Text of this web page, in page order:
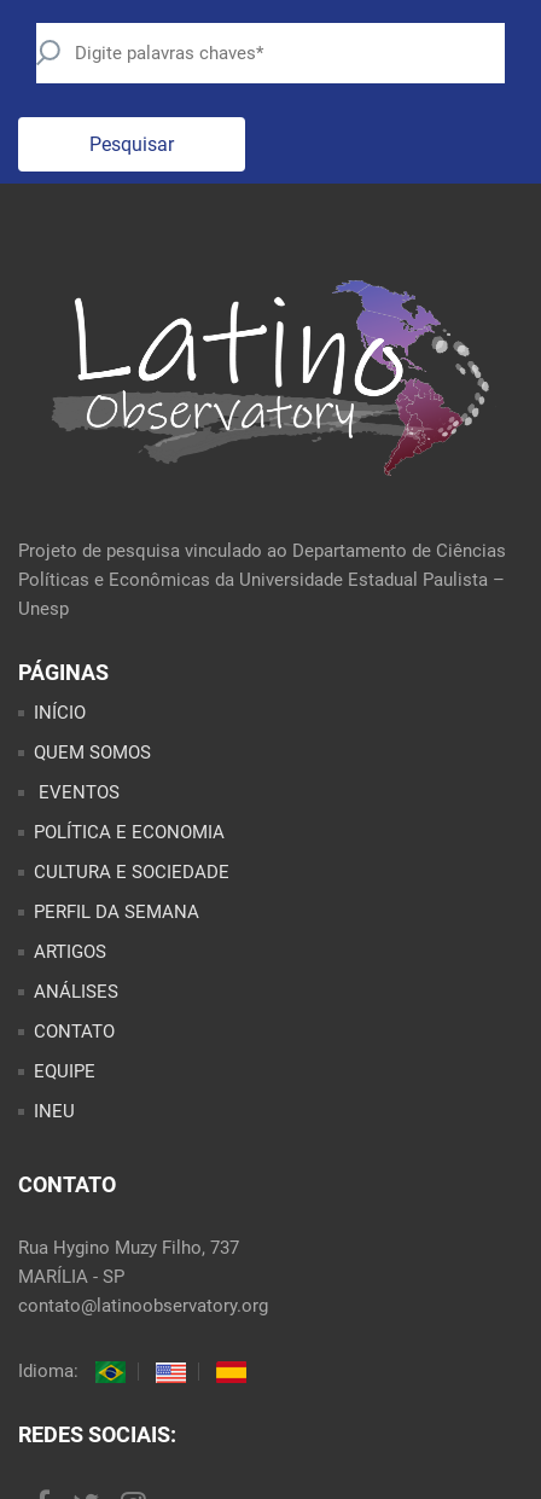
Pesquisar
Projeto de pesquisa vinculado ao Departamento de Ciências
Políticas e Econômicas da Universidade Estadual Paulista –
Unesp
PÁGINAS
INÍCIO
QUEM SOMOS
EVENTOS
POLÍTICA E ECONOMIA
CULTURA E SOCIEDADE
PERFIL DA SEMANA
ARTIGOS
ANÁLISES
CONTATO
EQUIPE
INEU
CONTATO
Rua Hygino Muzy Filho, 737
MARÍLIA - SP
contato@latinoobservatory.org
Idioma:
REDES SOCIAIS: